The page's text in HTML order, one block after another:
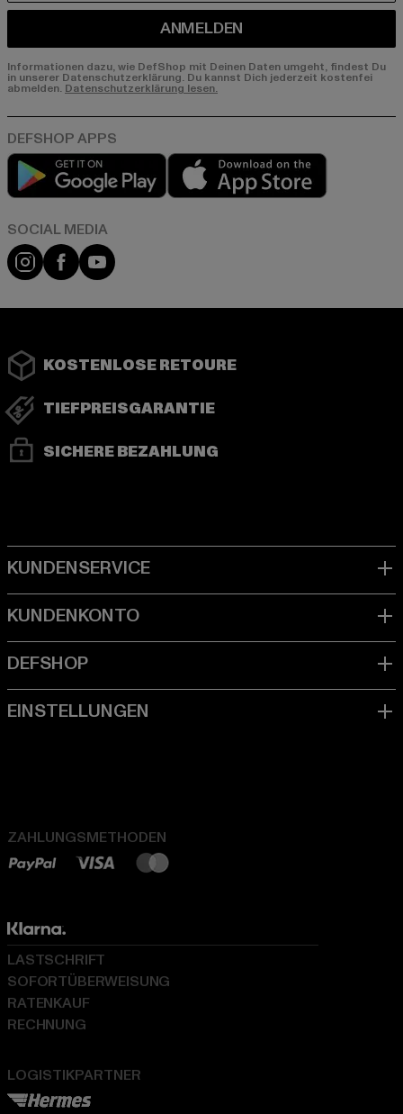
ANMELDEN
Informationen dazu, wie DefShop mit Deinen Daten umgeht, findest Du
in unserer Datenschutzerklärung. Du kannst Dich jederzeit kostenfei
abmelden. Datenschutzerklärung lesen.
Play market
Instagram
FacebookYouTube
KOSTENLOSE RETOURE
TIEFPREISGARANTIE
SICHERE BEZAHLUNG
ZAHLUNGSMETHODEN
LOGISTIKPARTNER
LASTSCHRIFT
SOFORTÜBERWEISUNG
RATENKAUF
RECHNUNG